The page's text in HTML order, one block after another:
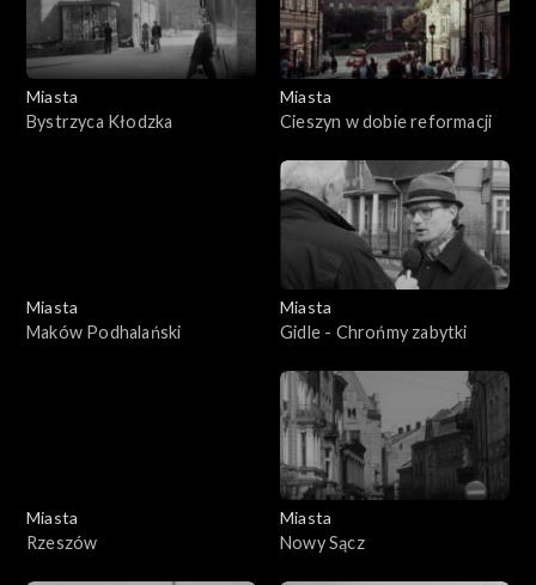
Miasta
Bystrzyca Kłodzka
Miasta
Cieszyn w dobie reformacji
Miasta
Maków Podhalański
Miasta
Gidle - Chrońmy zabytki
Miasta
Rzeszów
Miasta
Nowy Sącz